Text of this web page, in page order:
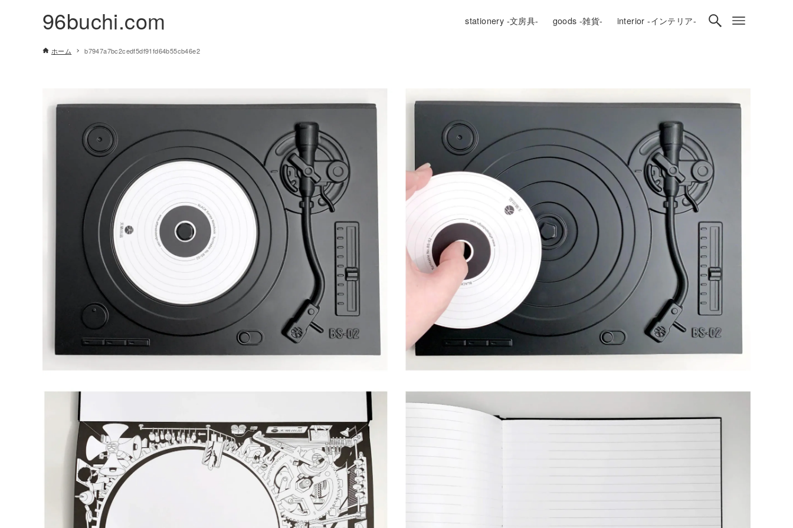
96buchi.com stationery -文房具- goods -雑貨- interior -インテリア-
ホーム b7947a7bc2cedf5df91fd64b55cb46e2